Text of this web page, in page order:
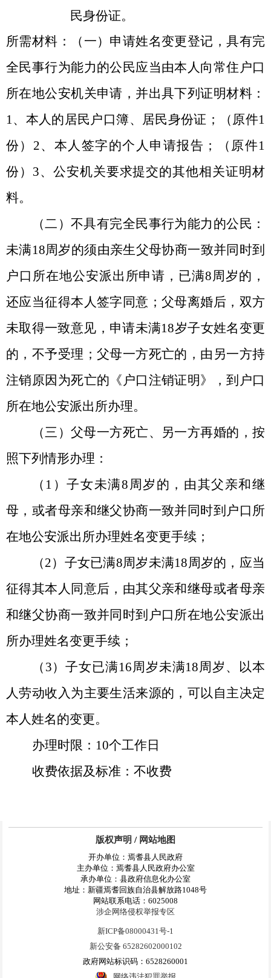
民身份证。
所需材料：
（一）申请姓名变更登记，具有完
全民事行为能力的公民应当由本人向常住户口
所在地公安机关申请，并出具下列证明材料：
1、本人的居民户口簿、居民身份证；（原件1
份）2、本人签字的个人申请报告；（原件1
份）3、公安机关要求提交的其他相关证明材
料。
（二） 不具有完全民事行为能力的公民：
未满18周岁的须由亲生父母协商一致并同时到
户口所在地公安派出所申请，已满8周岁的，
还应当征得本人签字同意；父母离婚后，双方
未取得一致意见，申请未满18岁子女姓名变更
的，不予受理；父母一方死亡的，由另一方持
注销原因为死亡的《户口注销证明》，到户口
所在地公安派出所办理。
（三）父母一方死亡、另一方再婚的，按
照下列情形办理：
（ 1）子女未满8周岁的，由其父亲和继
母，或者母亲和继父协商一致并同时到户口所
在地公安派出所办理姓名变更手续；
（2）子女已满8周岁未满18周岁的，应当
征得其本人同意后，由其父亲和继母或者母亲
和继父协商一致并同时到户口所在地公安派出
所办理姓名变更手续；
（ 3）子女已满16周岁未满18周岁、以本
人劳动收入为主要生活来源的，可以自主决定
本人姓名的变更。
办理时限： 10个工作日
收费依据及标准：不收费
版权声明 / 网站地图
开办单位：焉耆县人民政府
主办单位：焉耆县人民政府办公室
承办单位：县政府信息化办公室
地址：新疆焉耆回族自治县解放路1048号
网站联系电话：6025008
涉企网络侵权举报专区
新ICP备08000431号-1
新公安备 65282602000102
政府网站标识码：6528260001